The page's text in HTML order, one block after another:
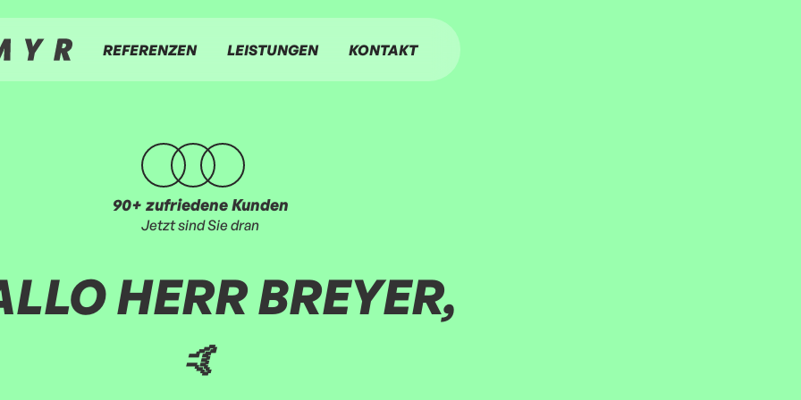
REFERENZEN LEISTUNGEN KONTAKT
90+ zufriedene Kunden
Jetzt sind Sie dran
HERR BREYER,
🤙